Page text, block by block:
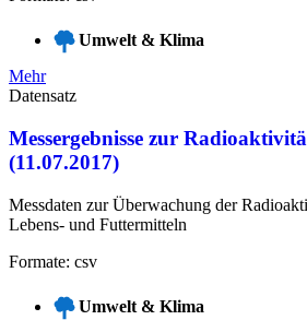
Umwelt & Klima
Mehr
Datensatz
Messergebnisse zur
(11.07.2017)
Messdaten zur Überwachung der
Lebens- und Futtermitteln
Formate: csv
Umwelt & Klima